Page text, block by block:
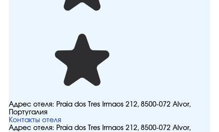
Адрес отеля: Praia dos Tres Irmaos 212, 8500-072 Alvor,
Португалия
Контакты отеля
Адрес отеля: Praia dos Tres Irmaos 212, 8500-072 Alvor,